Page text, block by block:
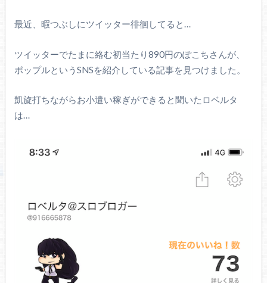
最近、暇つぶしにツイッター徘徊してると…
ツイッターでたまに絡む初当たり890円のぽこちさんが、
ポップルというSNSを紹介している記事を見つけました。
凱旋打ちながらお小遣い稼ぎができると聞いたロベルタ
は…